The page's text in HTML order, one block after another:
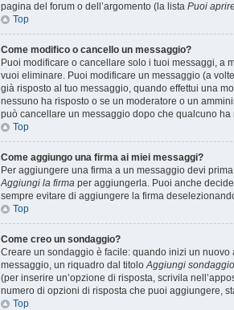
pagina del forum o dell’argomento (la listaPuoi
Top
Come modifico o cancello un messaggio?
Puoi modificare o cancellare solo i tuoi messaggi, a
vuoi eliminare. Puoi modificare un messaggio (a
già risposto al tuo messaggio, quando effettui una
nessuno ha risposto o se un moderatore o un
può cancellare un messaggio dopo che qualcuno ha
Top
Come aggiungo una firma ai miei messaggi?
Per aggiungere una firma a un messaggio devi
Aggiungi la firma per aggiungerla. Puoi anche
sempre evitare di aggiungere la firma
Top
Come creo un sondaggio?
Creare un sondaggio è facile: quando inizi un nuovo
messaggio, un riquadro dal titoloAggiungi sondaggio
(per inserire un’opzione di risposta, scrivila
numero di opzioni di risposta che puoi aggiungere,
Top